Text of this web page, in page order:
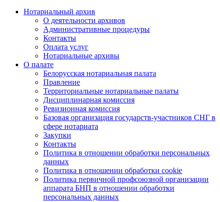
Нотариальный архив
О деятельности архивов
Административные процедуры
Контакты
Оплата услуг
Нотариальные архивы
О палате
Белорусская нотариальная палата
Правление
Территориальные нотариальные палаты
Дисциплинарная комиссия
Ревизионная комиссия
Базовая организация государств-участников СНГ в
сфере нотариата
Закупки
Контакты
Политика в отношении обработки персональных
данных
Политика в отношении обработки cookie
Политика первичной профсоюзной организации
аппарата БНП в отношении обработки
персональных данных